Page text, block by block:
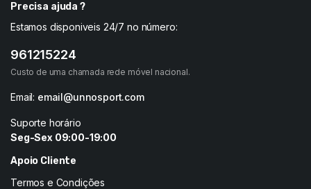
Precisa ajuda ?
Estamos disponiveis 24/7 no número:
961215224
Custo de uma chamada rede móvel nacional.
Email: email@unnosport.com
Suporte horário
Seg-Sex 09:00-19:00
Apoio Cliente
Termos e Condições